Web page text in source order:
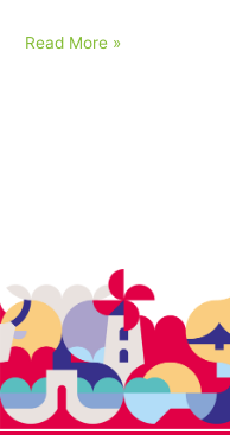
Read More »